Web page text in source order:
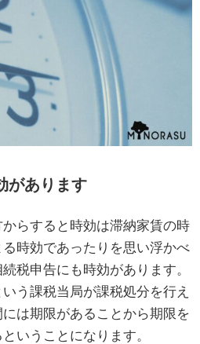
があります
らすると時効は滞納家賃の時
時効であったりを思い浮かべ
税申告にも時効があります。
いう課税当局が課税処分を行え
は期限があることから期限を
いうことになります。